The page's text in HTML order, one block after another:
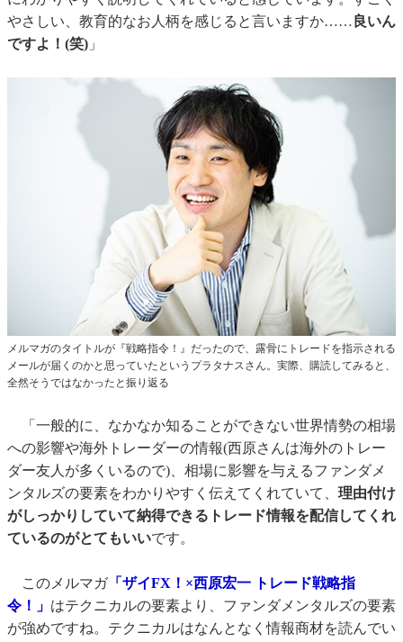
やさしい、教育的なお人柄を感じると言いますか…… 良いん
ですよ！(笑) 」
メルマガのタイトルが『戦略指令！』だったので、露骨にトレードを指示される
メールが届くのかと思っていたというプラタナスさん。実際、購読してみると、
全然そうではなかったと振り返る
「一般的に、なかなか知ることができない世界情勢の相場
への影響や海外トレーダーの情報(西原さんは海外のトレー
ダー友人が多くいるので)、相場に影響を与えるファンダメ
ンタルズの要素をわかりやすく伝えてくれていて、 理由付け
がしっかりしていて納得できるトレード情報を配信してくれ
ているのがとてもいいです。
このメルマガ「ザイFX！×西原宏一 トレード戦略指
令！」 はテクニカルの要素より、ファンダメンタルズの要素
が強めですね。テクニカルはなんとなく情報商材を読んでい